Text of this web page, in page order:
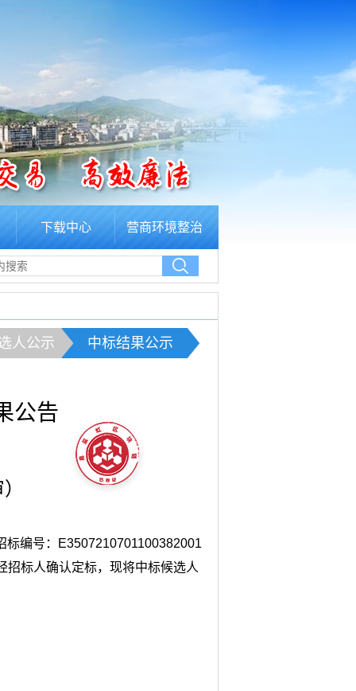
下载中心 营商环境整治
人公示 中标结果公示
公告
标编号：
E3507210701100382001
招标人确认定标，现将中标候选人